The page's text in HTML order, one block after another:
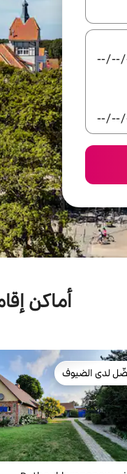
ولأسفل أو استكشف عن طريق
أماكن
لدى الضيوف
لدى الضيوف